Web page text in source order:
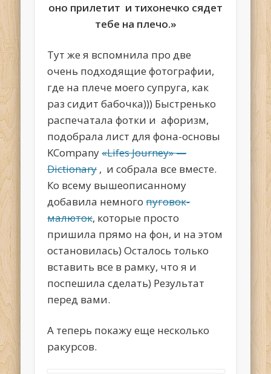
оно прилетит и тихонечко сядет
тебе на плечо.»
Тут же я вспомнила про две
очень подходящие фотографии,
где на плече моего супруга, как
раз сидит бабочка))) Быстренько
распечатала фотки и афоризм,
подобрала лист для фона-основы
KCompany«Lifes Journey» —
Dictionary, и собрала все вместе.
Ко всему вышеописанному
добавила немногопуговок-
малюток, которые просто
пришила прямо на фон, и на этом
остановилась) Осталось только
вставить все в рамку, что я и
поспешила сделать) Результат
перед вами.
А теперь покажу еще несколько
ракурсов.